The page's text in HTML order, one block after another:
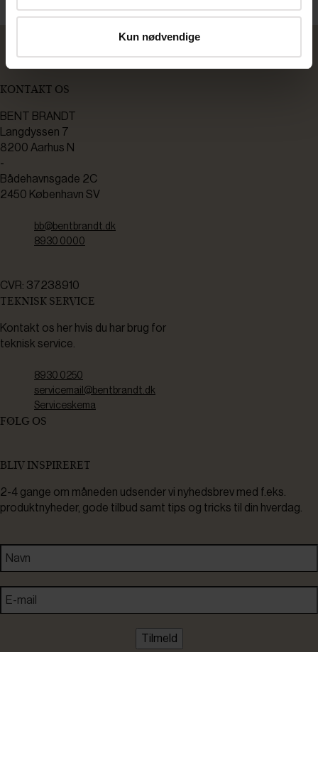
Kun nødvendige
KONTAKT OS
BENT BRANDT
Langdyssen 7
8200 Aarhus N
-
Bådehavnsgade 2C
2450 København SV
bb@bentbrandt.dk
8930 0000
CVR: 37238910
TEKNISK SERVICE
Kontakt os her hvis du har brug for
teknisk service.
8930 0250
servicemail@bentbrandt.dk
Serviceskema
FØLG OS
BLIV INSPIRERET
2-4 gange om måneden udsender vi nyhedsbrev med f.eks.
produktnyheder, gode tilbud samt tips og tricks til din hverdag.
Tilmeld